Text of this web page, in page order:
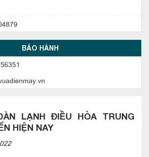
BẢO HÀNH
LẠNH ĐIỀU HÒA TRUNG
HIỆN NAY